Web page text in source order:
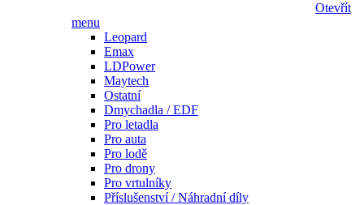
Otevřít
menu
Leopard
Emax
LDPower
Maytech
Ostatní
Dmychadla / EDF
Pro letadla
Pro auta
Pro lodě
Pro drony
Pro vrtulníky
Příslušenství / Náhradní díly